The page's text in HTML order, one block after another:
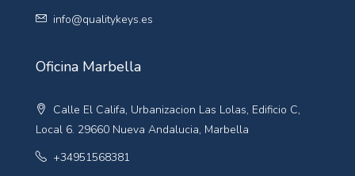
info@qualitykeys.es
Oficina Marbella
Calle El Califa, Urbanizacion Las Lolas, Edificio C,
Local 6. 29660 Nueva Andalucia, Marbella
+34951568381